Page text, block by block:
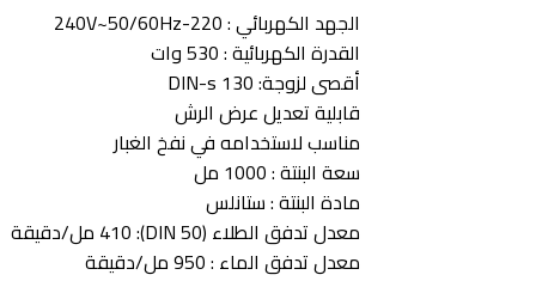
الجهد الكهربائي : 220-240V~50/60Hz
القدرة الكهربائية : 530 وات
أقصى لزوجة: 130 DIN-s
قابلية تعديل عرض الرش
مناسب لاستخدامه في نفخ الغبار
سعة البنتة : 1000 مل
مادة البنتة : ستانلس
معدل تدفق الطلاء (50 DIN): 410 مل/دقيقة
معدل تدفق الماء : 950 مل/دقيقة